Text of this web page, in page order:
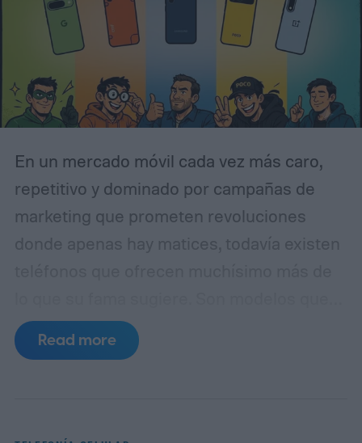
En un mercado móvil cada vez más caro,
repetitivo y dominado por campañas de
marketing que prometen revoluciones
donde apenas hay matices, todavía existen
no siempre lideran las conversaciones, que
a veces quedan fuera de los titulares más
potencia o su propuesta diferencial. En
Read more